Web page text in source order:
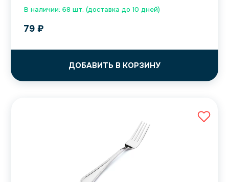
В наличии: 68 шт. (доставка до 10 дней)
79 ₽
ДОБАВИТЬ В КОРЗИНУ